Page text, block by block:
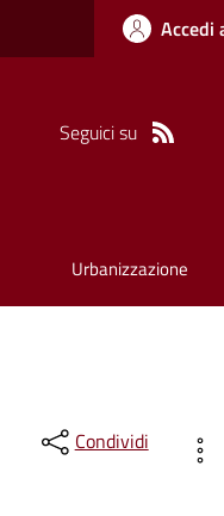
Accedi
Seguici su
Urbanizzazione
Condividi